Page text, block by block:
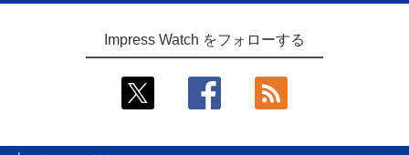
Impress Watch をフォローする